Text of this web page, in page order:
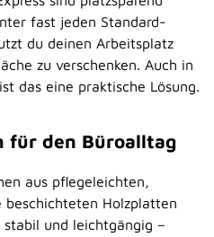
fast jeden Standard-
du deinen Arbeitsplatz
zu verschenken. Auch in
das eine praktische Lösung.
für den Büroalltag
aus pflegeleichten,
Holzplatten
und leichtgängig –